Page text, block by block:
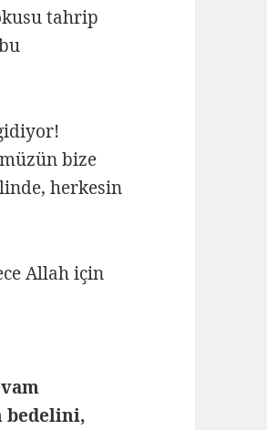
tahrip
bize
herkesin
Allah için
bedelini,